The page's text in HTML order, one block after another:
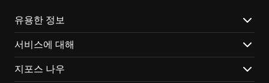
《軒轅劍柒》(Xuan-Yuan Sword VII)에서만 경험할 수
있는 특별한 매력:
고대 중국 신화를 바탕으로, 수백 년에 걸쳐 웅장하게 펼
유용한 정보
서비스에 대해
지포스 나우